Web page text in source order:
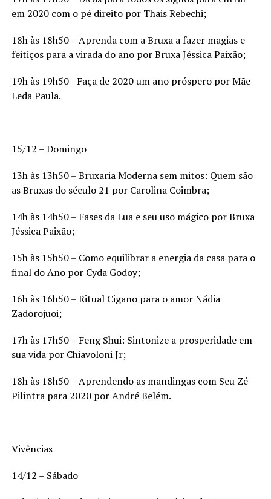
em 2020 com o pé direito por Thais Rebechi;
18h às 18h50 – Aprenda com a Bruxa a fazer magias e
feitiços para a virada do ano por Bruxa Jéssica Paixão;
19h às 19h50– Faça de 2020 um ano próspero por Mãe
Leda Paula.
15/12 – Domingo
13h às 13h50 – Bruxaria Moderna sem mitos: Quem são
as Bruxas do século 21 por Carolina Coimbra;
14h às 14h50 – Fases da Lua e seu uso mágico por Bruxa
Jéssica Paixão;
15h às 15h50 – Como equilibrar a energia da casa para o
final do Ano por Cyda Godoy;
16h às 16h50 – Ritual Cigano para o amor Nádia
Zadorojuoi;
17h às 17h50 – Feng Shui: Sintonize a prosperidade em
sua vida por Chiavoloni Jr;
18h às 18h50 – Aprendendo as mandingas com Seu Zé
Pilintra para 2020 por André Belém.
Vivências
14/12 – Sábado